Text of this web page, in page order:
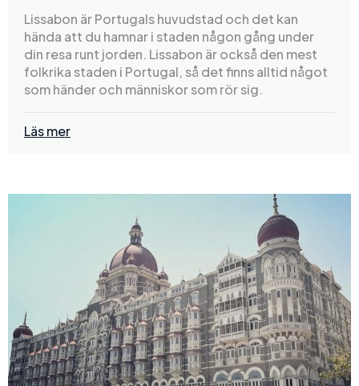
Lissabon är Portugals huvudstad och det kan
hända att du hamnar i staden någon gång under
din resa runt jorden. Lissabon är också den mest
folkrika staden i Portugal, så det finns alltid något
som händer och människor som rör sig.
Läs mer